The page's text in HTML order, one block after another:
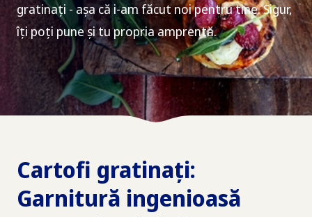
gratinați - așa că i-am făcut noi pentru tine. Sigur,
îți poți pune și tu propria amprentă.
Cartofi gratinați:
Garnitură ingenioasă